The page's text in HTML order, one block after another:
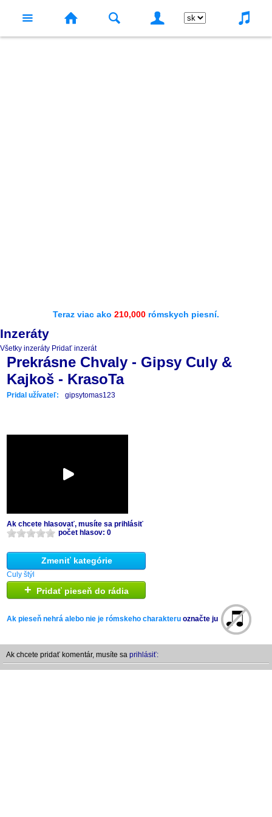
Teraz viac ako 210,000 rómskych piesní.
Inzeráty
Všetky inzeráty Pridať inzerát
Prekrásne Chvaly - Gipsy Culy &
Kajkoš - KrasoTa
Pridal užívateľ: gipsytomas123
Ak chcete hlasovať, musíte sa prihlásiť
počet hlasov: 0
Zmeniť kategórie
Culy štýl
+ Pridať pieseň do rádia
Ak pieseň nehrá alebo nie je rómskeho charakteru označte ju
Ak chcete pridať komentár, musíte sa prihlásiť: